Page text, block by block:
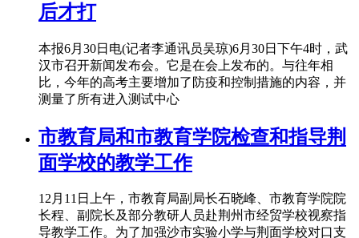
后才打
本报6月30日电(记者李通讯员吴琼)6月30日下午4时，武
汉市召开新闻发布会。它是在会上发布的。与往年相
比，今年的高考主要增加了防疫和控制措施的内容，并
测量了所有进入测试中心
市教育局和市教育学院检查和指导荆
面学校的教学工作
12月11日上午，市教育局副局长石晓峰、市教育学院院
长程、副院长及部分教研人员赴荆州市经贸学校视察指
导教学工作。为了加强沙市实验小学与荆面学校对口支